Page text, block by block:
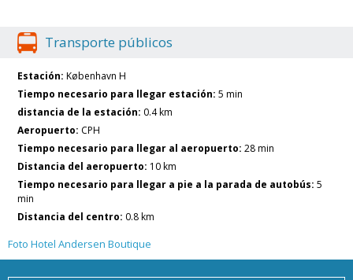
Transporte públicos
Estación: København H
Tiempo necesario para llegar estación: 5 min
distancia de la estación: 0.4 km
Aeropuerto: CPH
Tiempo necesario para llegar al aeropuerto: 28 min
Distancia del aeropuerto: 10 km
Tiempo necesario para llegar a pie a la parada de autobús: 5
min
Distancia del centro: 0.8 km
Foto Hotel Andersen Boutique